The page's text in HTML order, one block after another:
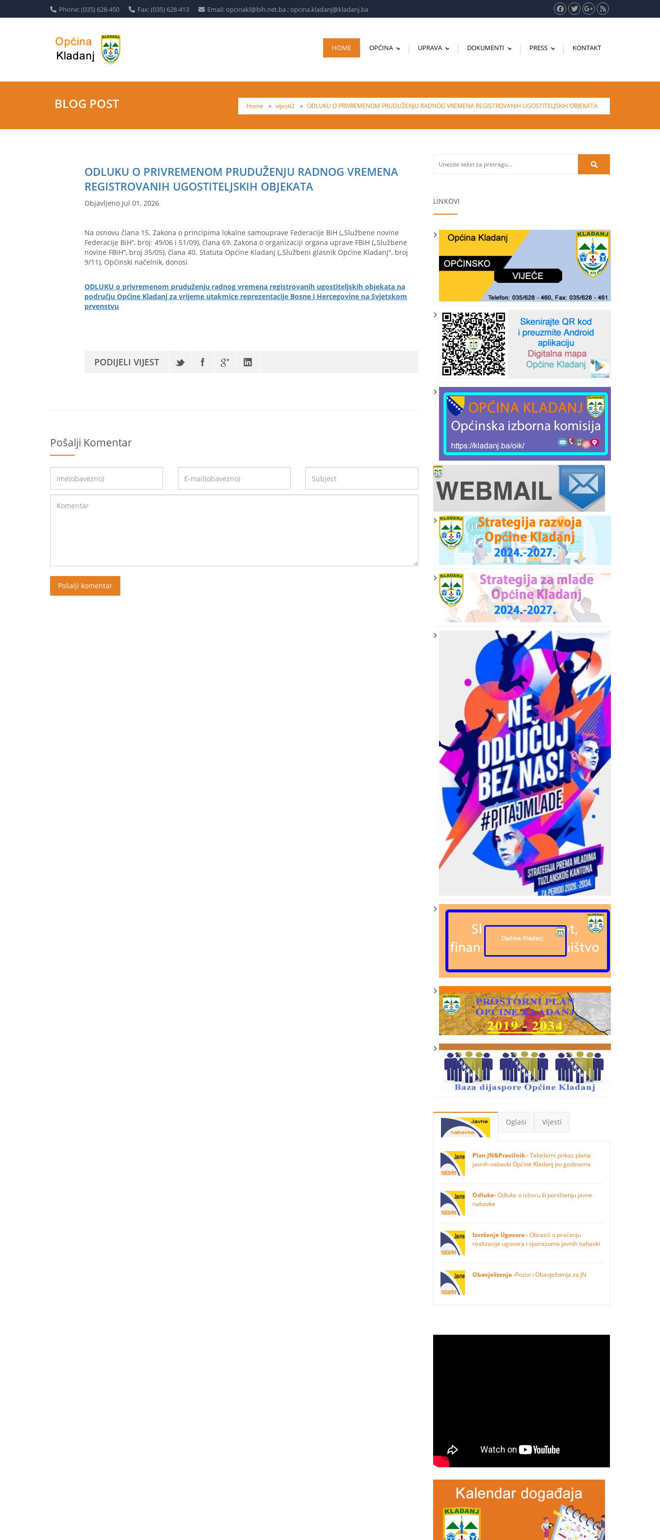
Phone: (035) 628-450 Fax: (035) 628-413 Email: opcinakl@bih.net.ba ; opcina.kladanj@kladanj.ba
HOME OPĆINA UPRAVA DOKUMENTI PRESS KONTAKT
BLOG POST Home » vijesti2 » ODLUKU O PRIVREMENOM PRUDUŽENJU RADNOG VREMENA REGISTROVANIH UGOSTITELJSKIH OBJEKATA
ODLUKU O PRIVREMENOM PRUDUŽENJU RADNOG VREMENA
REGISTROVANIH UGOSTITELJSKIH OBJEKATA
Objavljeno Jul 01, 2026
Na osnovu člana 15. Zakona o principima lokalne samouprave Federacije BiH („Službene novine
Federacije BiH“, broj: 49/06 i 51/09), člana 69. Zakona o organizaciji organa uprave FBiH („Službene
novine FBiH“, broj 35/05), člana 40. Statuta Općine Kladanj („Službeni glasnik Općine Kladanj", broj
9/11), Općinski načelnik, donosi
ODLUKU o privremenom pruduženju radnog vremena registrovanih ugostiteljskih objekata na
području Općine Kladanj za vrijeme utakmice reprezentacije Bosne i Hercegovine na Svjetskom
prvenstvu
PODIJELI VIJEST
Pošalji Komentar
LINKOVI
Oglasi Vijesti
Plan JN&Pravilnik -Tabelarni prikaz plana
javnih nabavki Općine Kladanj po godinama
Odluke-Odluke o izboru ili poništenju javne
nabavke
Izvršenje Ugovora -Obrasci o praćenju
realizacije ugovora i sporazuma javnih nabavki
Obavještenja -Pozivi i Obavještenja za JN